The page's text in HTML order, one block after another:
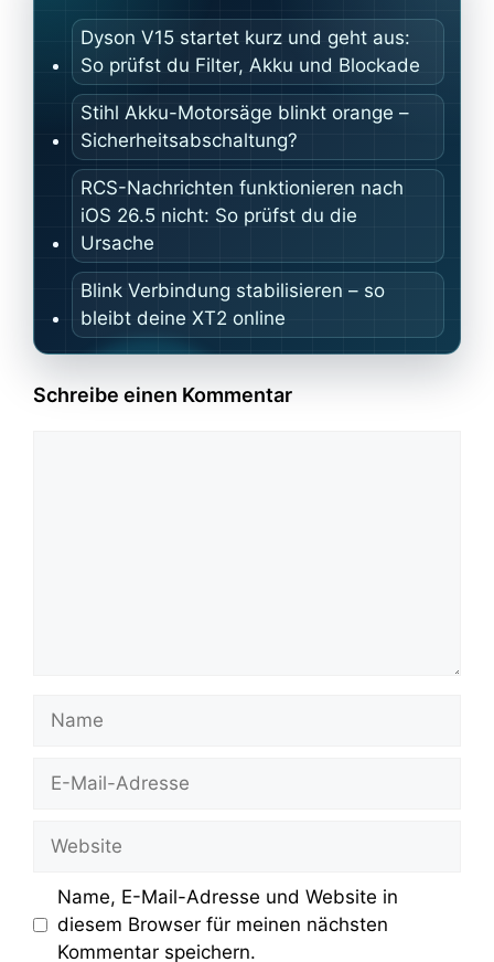
Dyson V15 startet kurz und geht aus:
So prüfst du Filter, Akku und Blockade
Stihl Akku-Motorsäge blinkt orange –
Sicherheitsabschaltung?
RCS-Nachrichten funktionieren nach
iOS 26.5 nicht: So prüfst du die
Ursache
Blink Verbindung stabilisieren – so
bleibt deine XT2 online
Schreibe einen Kommentar
Mail-
Name, E-Mail-Adresse und Website in
diesem Browser für meinen nächsten
Kommentar speichern.